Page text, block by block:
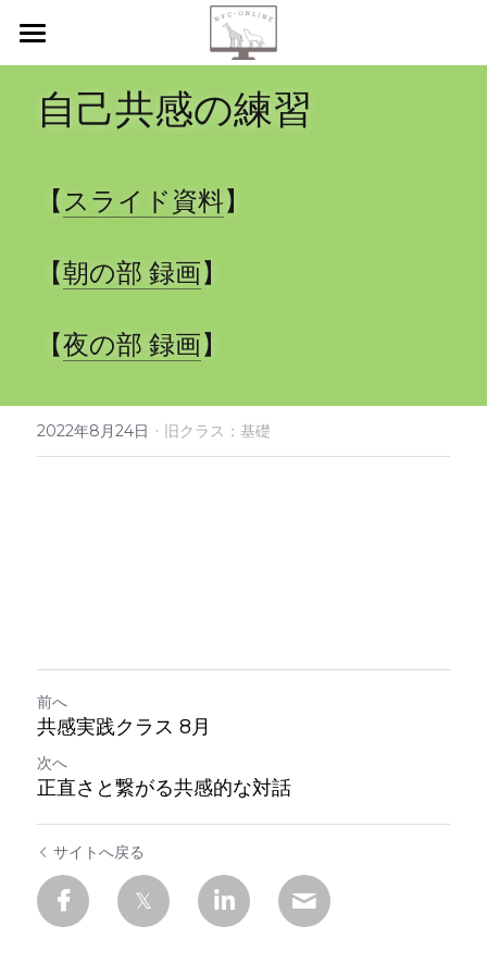
【新規申込】
自己内省
月イチ読書会
振り返り会
検索
自己共感の練習
【スライド資料】
【朝の部 録画】
【夜の部 録画】
2022年8月24日 · 旧クラス：基礎
前へ
共感実践クラス 8月
次へ
正直さと繋がる共感的な対話
サイトへ戻る